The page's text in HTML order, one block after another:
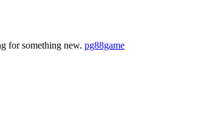
for something new. pg88game